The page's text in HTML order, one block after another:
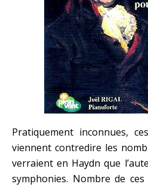
Pratiquement inconnues,
viennent contredire les
verraient en Haydn que
symphonies. Nombre de